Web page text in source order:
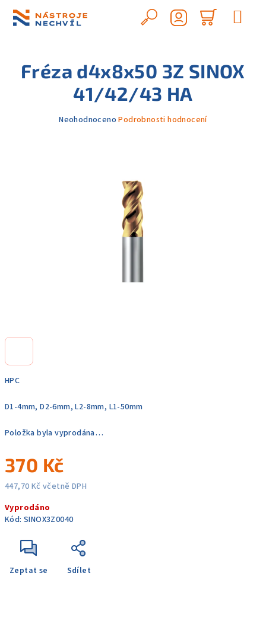
obsah
Hledat
košík
HPC
D1-4mm, D2-6mm, L2-8mm, L1-50mm
Položka byla vyprodána…
370 Kč
447,70 Kč včetně DPH
cena:
Vyprodáno
Kód: SINOX3Z0040
Zeptat se Sdílet
Fréza d4x8x50 3Z SINOX
41/42/43 HA
Průměrné
Neohodnoceno Podrobnosti hodnocení